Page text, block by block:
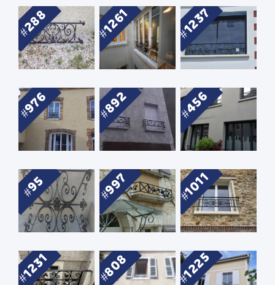
288 1261 1237
976 892 456
95 997 1011
1231 808 1225